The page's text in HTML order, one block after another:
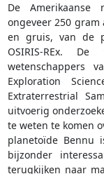
De Amerikaanse
ongeveer 250
en gruis, van de
OSIRIS-REx.
wetenschappers
Exploration
Extraterrestrial
uitvoerig
te weten te komen
planetoïde Bennu
bijzonder
terugkijken naar